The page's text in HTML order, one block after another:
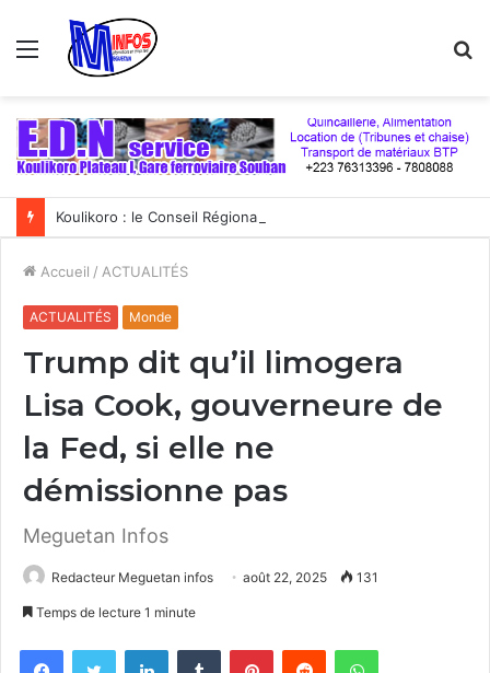
Menu
Accueil / ACTUALITÉS
ACTUALITÉS Monde
Trump dit qu’il limogera
Lisa Cook, gouverneure de
la Fed, si elle ne
démissionne pas
Meguetan Infos
Redacteur Meguetan infos août 22, 2025 131
Temps de lecture 1 minute